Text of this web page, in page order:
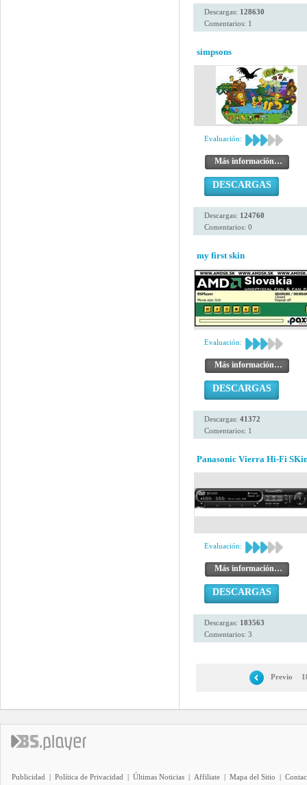
Descargas: 128630
Comentarios: 1
simpsons
Evaluación:
Más información…
DESCARGAS
Descargas: 124760
Comentarios: 0
my first skin
Evaluación:
Más información…
DESCARGAS
Descargas: 41372
Comentarios: 1
Panasonic Vierra Hi-Fi
Evaluación:
Más información…
DESCARGAS
Descargas: 183563
Comentarios: 3
Previo
Publicidad | Política de Privacidad | Últimas Noticias | Affiliate | Mapa del Sitio |